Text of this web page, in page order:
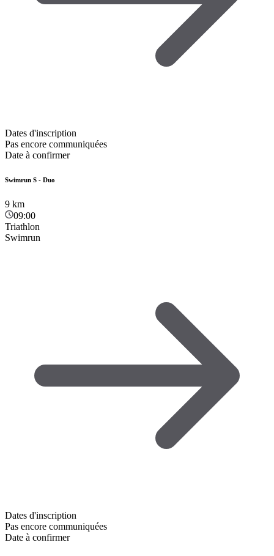
Dates d'inscription
Pas encore communiquées
Date à confirmer
Swimrun S - Duo
9 km
09:00
Triathlon
Swimrun
Dates d'inscription
Pas encore communiquées
Date à confirmer